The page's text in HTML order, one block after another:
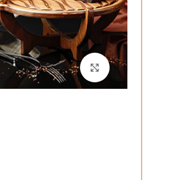
برای بزرگنمایی کلیک کنید